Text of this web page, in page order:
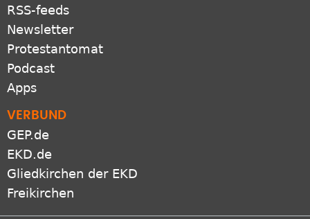
RSS-feeds
Newsletter
Protestantomat
Podcast
Apps
VERBUND
GEP.de
EKD.de
Gliedkirchen der EKD
Freikirchen